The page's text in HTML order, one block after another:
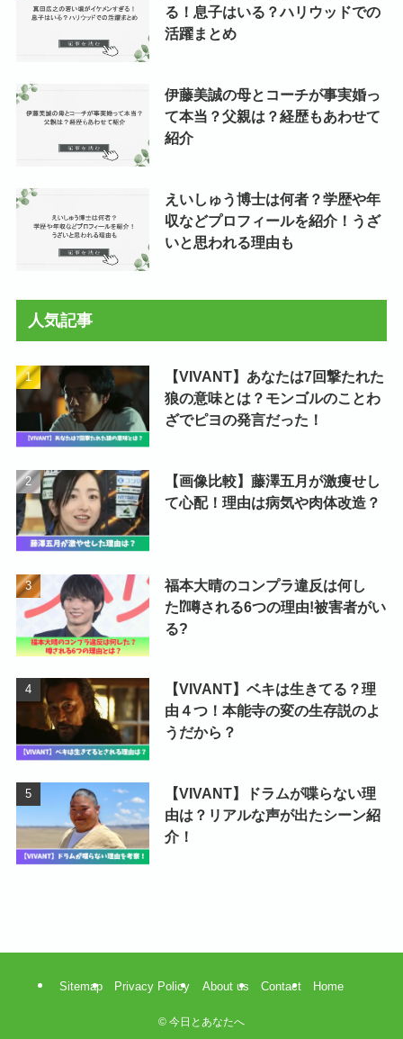
る！息子はいる？ハリウッドでの
活躍まとめ
伊藤美誠の母とコーチが事実婚っ
て本当？父親は？経歴もあわせて
紹介
えいしゅう博士は何者？学歴や年
収などプロフィールを紹介！うざ
いと思われる理由も
人気記事
【VIVANT】あなたは7回撃たれた
狼の意味とは？モンゴルのことわ
ざでピヨの発言だった！
【画像比較】藤澤五月が激痩せし
て心配！理由は病気や肉体改造？
福本大晴のコンプラ違反は何し
た⁉噂される6つの理由!被害者がい
る?
【VIVANT】ベキは生きてる？理
由４つ！本能寺の変の生存説のよ
うだから？
【VIVANT】ドラムが喋らない理
由は？リアルな声が出たシーン紹
介！
Sitemap Privacy Policy About us Contact Home
© 今日とあなたへ